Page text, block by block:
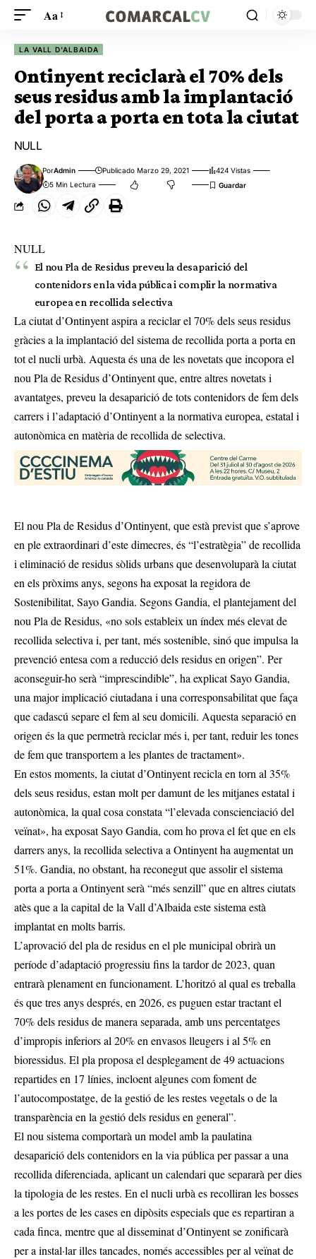
Aa
LA VALL D'ALBAIDA
Ontinyent reciclarà el 70% dels
seus residus amb la implantació
del porta a porta en tota la ciutat
NULL
PorAdmin Publicado Marzo 29, 2021
424 Vistas
5 Min Lectura
NULL
El nou Pla de Residus preveu la desaparició del
contenidors en la vida pública i complir la normativa
europea en recollida selectiva
La ciutat d’Ontinyent aspira a reciclar el 70% dels seus residus
gràcies a la implantació del sistema de recollida porta a porta en
tot el nucli urbà. Aquesta és una de les novetats que incopora el
nou Pla de Residus d’Ontinyent que, entre altres novetats i
avantatges, preveu la desaparició de tots contenidors de fem dels
carrers i l’adaptació d’Ontinyent a la normativa europea, estatal i
autonòmica en matèria de recollida de selectiva.
El nou Pla de Residus d’Ontinyent, que està previst que s’aprove
en ple extraordinari d’este dimecres, és “l’estratègia” de recollida
i eliminació de residus sòlids urbans que desenvoluparà la ciutat
en els pròxims anys, segons ha exposat la regidora de
Sostenibilitat, Sayo Gandia. Segons Gandia, el plantejament del
nou Pla de Residus, «no sols estableix un índex més elevat de
recollida selectiva i, per tant, més sostenible, sinó que impulsa la
prevenció entesa com a reducció dels residus en origen”. Per
aconseguir-ho serà “imprescindible”, ha explicat Sayo Gandia,
una major implicació ciutadana i una corresponsabilitat que faça
que cadascú separe el fem al seu domicili. Aquesta separació en
origen és la que permetrà reciclar més i, per tant, reduir les tones
de fem que transportem a les plantes de tractament».
En estos moments, la ciutat d’Ontinyent recicla en torn al 35%
dels seus residus, estan molt per damunt de les mitjanes estatal i
autonòmica, la qual cosa constata “l’elevada conscienciació del
veïnat», ha exposat Sayo Gandia, com ho prova el fet que en els
darrers anys, la recollida selectiva a Ontinyent ha augmentat un
51%. Gandia, no obstant, ha reconegut que assolir el sistema
porta a porta a Ontinyent serà “més senzill” que en altres ciutats
atès que a la capital de la Vall d’Albaida este sistema està
implantat en molts barris.
L’aprovació del pla de residus en el ple municipal obrirà un
període d’adaptació progressiu fins la tardor de 2023, quan
entrarà plenament en funcionament. L’horitzó al qual es treballa
és que tres anys després, en 2026, es puguen estar tractant el
70% dels residus de manera separada, amb uns percentatges
d’impropis inferiors al 20% en envasos lleugers i al 5% en
bioressidus. El pla proposa el desplegament de 49 actuacions
repartides en 17 línies, incloent algunes com foment de
l’autocompostatge, de la gestió de les restes vegetals o de la
transparència en la gestió dels residus en general”.
El nou sistema comportarà un model amb la paulatina
desaparició dels contenidors en la via pública per passar a una
recollida diferenciada, aplicant un calendari que separarà per dies
la tipologia de les restes. En el nucli urbà es recolliran les bosses
a les portes de les cases en dipòsits especials que es repartiran a
cada finca, mentre que al disseminat d’Ontinyent se zonificarà
per a instal·lar illes tancades, només accessibles per al veïnat de